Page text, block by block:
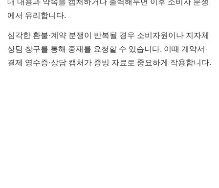
에서 유리합니다.
심각한 환불·계약 분쟁이 반복될 경우 소비자원이나 지자체
상담 창구를 통해 중재를 요청할 수 있습니다. 이때 계약서·
결제 영수증·상담 캡처가 증빙 자료로 중요하게 작용합니다.